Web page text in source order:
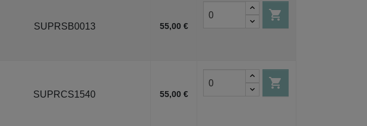
SUPRSB0013 55,00 €

SUPRCS1540 55,00 €
